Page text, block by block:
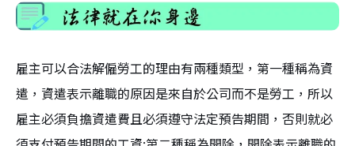
雇主可以合法解僱勞工的理由有兩種類型，第一種稱為資
遣，資遣表示離職的原因是來自於公司而不是勞工，所以
雇主必須負擔資遣費且必須遵守法定預告期間，否則就必